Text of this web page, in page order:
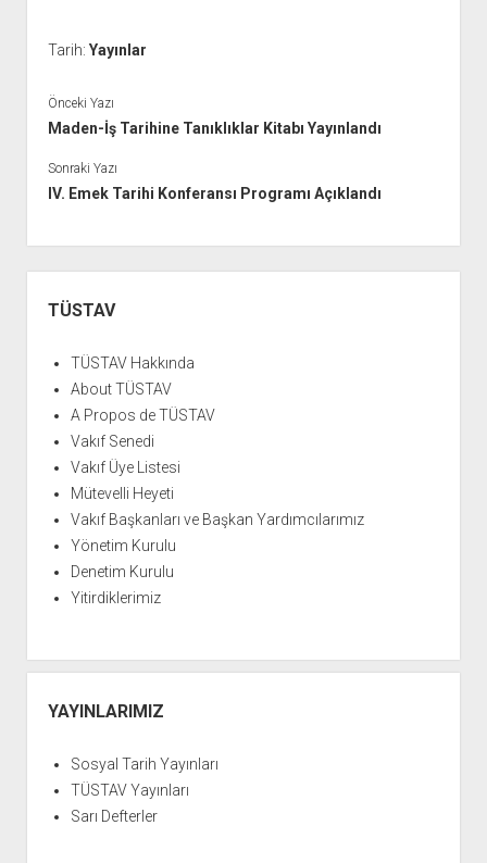
Tarih: Yayınlar
Önceki Yazı
Maden-İş Tarihine Tanıklıklar Kitabı Yayınlandı
Sonraki Yazı
IV. Emek Tarihi Konferansı Programı Açıklandı
Menü
TÜSTAV
TÜSTAV Hakkında
About TÜSTAV
A Propos de TÜSTAV
Vakıf Senedi
Vakıf Üye Listesi
Mütevelli Heyeti
Vakıf Başkanları ve Başkan Yardımcılarımız
Yönetim Kurulu
Denetim Kurulu
Yitirdiklerimiz
YAYINLARIMIZ
Sosyal Tarih Yayınları
TÜSTAV Yayınları
Sarı Defterler